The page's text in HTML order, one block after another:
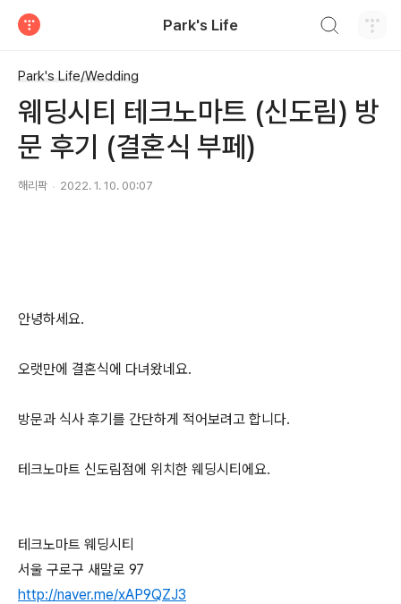
Park's Life
Park's Life/Wedding
웨딩시티 테크노마트 (신도림) 방
문 후기 (결혼식 부페)
해리팍 2022. 1. 10. 00:07
안녕하세요.
오랫만에 결혼식에 다녀왔네요.
방문과 식사 후기를 간단하게 적어보려고 합니다.
테크노마트 신도림점에 위치한 웨딩시티에요.
테크노마트 웨딩시티
서울 구로구 새말로 97
http://naver.me/xAP9QZJ3